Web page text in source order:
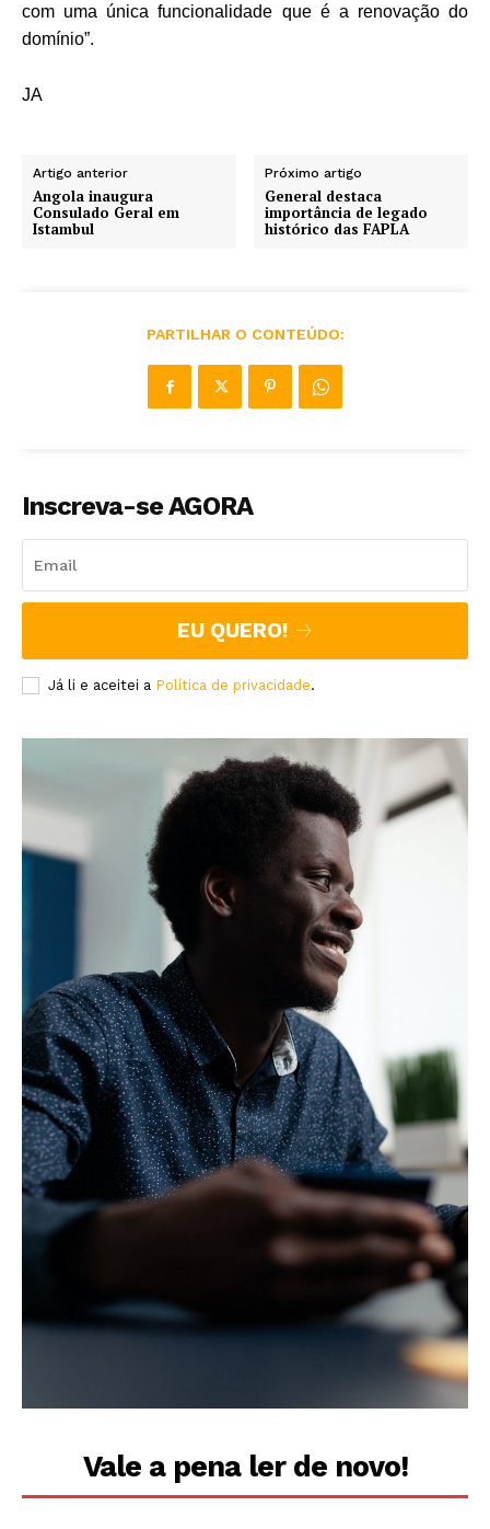
com uma única funcionalidade que é a renovação do
domínio”.
JA
Artigo anterior
Angola inaugura
Consulado Geral em
Istambul
Próximo artigo
General destaca
importância de legado
histórico das FAPLA
PARTILHAR O CONTEÚDO:
Inscreva-se AGORA
EU QUERO!
Já li e aceitei a Política de privacidade.
Vale a pena ler de novo!